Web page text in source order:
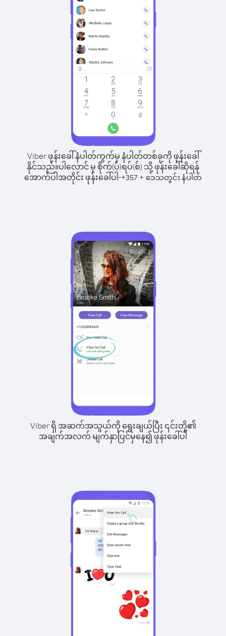
Viber ဖုန်းခေါ်နံပါတ်ကွက်မှ နံပါတ်တစ်ခုကို ဖုန်းခေါ်
နိုင်သည်။ပါလောင် မှ စိုက်(ပ်)ရပ်(စ်) သို့ ဖုန်းခေါ်ဆိုရန်
အောက်ပါအတိုင်း ဖုန်းခေါ်ပါ-+357 + ဒေသတွင်း နံပါတ်
Viber ရှိ အဆက်အသွယ်ကို ရွေးချယ်ပြီး ၎င်းတို့၏
အချက်အလက် မျက်နှာပြင်မှနေ၍ ဖုန်းခေါ်ပါ